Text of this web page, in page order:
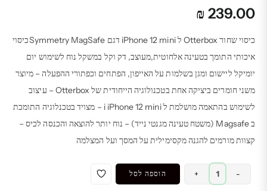
₪ 239.00
כיסוי שחור Otterbox ל iPhone 12 mini דגם Symmetry MagSafeכיסוי
איכותי התומך בטעינה אלחוטית,מעוצב, דק וקל במשקל נוח לשימוש יום
יומיקל ליישום ומגן בשלמות על האייפון, הפתחים וכפתורי ההפעלה – מיוצר
משני חומרים ביציקה אחת בטכנולוגיה הייחודית של Otterbox – עיצוב
לשימוש בהתאמה מושלמת ל i iPhone 12 mini – מצויד בטכנלוגיה התומכת
ב Magsafe (משטח טעינה מגנטי נייד) – נוח יותר להוצאה והכנסה לכיס –
קצוות מורמים להגנה מקסימילית על המסך ועל המצלמה
-
כמות
של
+ הוספה לסל